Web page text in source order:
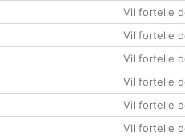
Vil fortelle
Vil fortelle
Vil fortelle
Vil fortelle
Vil fortelle
Vil fortelle